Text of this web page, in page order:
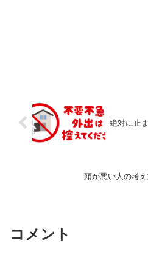
絶対に止
頭が悪い人の考え
コメント